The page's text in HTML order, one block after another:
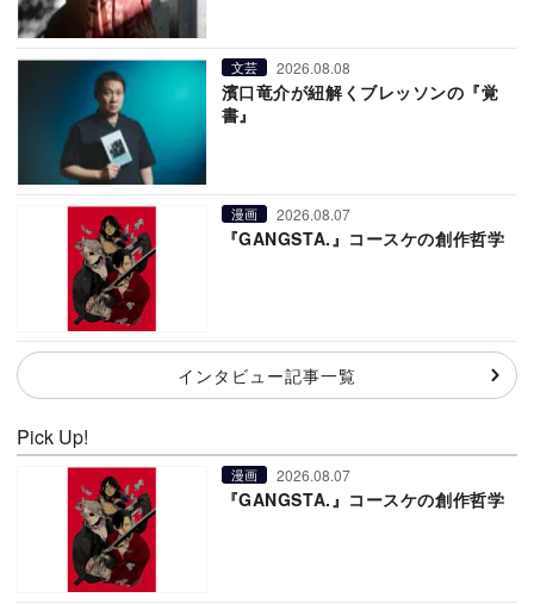
文芸 2026.08.08
濱口竜介が紐解くブレッソンの『覚
書』
漫画 2026.08.07
『GANGSTA.』コースケの創作哲学
インタビュー記事一覧
Pick Up!
漫画 2026.08.07
『GANGSTA.』コースケの創作哲学